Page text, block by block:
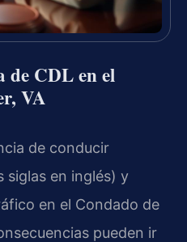
de CDL en el
VA
de conducir
siglas en inglés) y
en el Condado de
pueden ir